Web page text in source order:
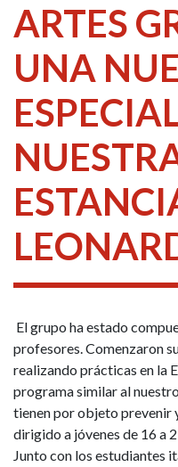
ARTES
UNA
El grupo ha estado
profesores. Comenzaron
realizando prácticas en la
programa similar al
tienen por objeto prevenir
dirigido a jóvenes de 16 a
Junto con los estudiantes